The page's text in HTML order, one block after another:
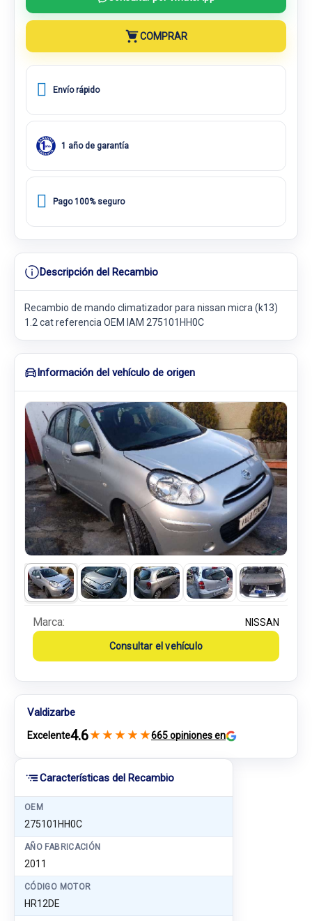
Características del Recambio
OEM
275101HH0C
AÑO FABRICACIÓN
2011
CÓDIGO MOTOR
HR12DE
COMPRAR
Envío rápido
1 año de garantía
Pago 100% seguro
Descripción del Recambio
Recambio de mando climatizador para nissan micra (k13)
1.2 cat referencia OEM IAM 275101HH0C
Información del vehículo de origen
Marca: NISSAN
Consultar el vehículo
Valdizarbe
Excelente4.6★ ★ ★ ★ ★665 opiniones en